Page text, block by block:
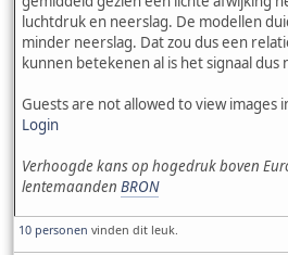
luchtdruk en neerslag. De modellen
minder neerslag. Dat zou dus een
kunnen betekenen al is het signaal
Guests are not allowed to view images
Login
Verhoogde kans op hogedruk boven
lentemaanden BRON
10 personen vinden dit leuk.